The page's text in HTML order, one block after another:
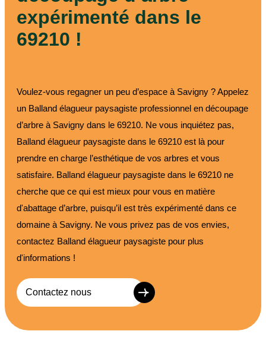
expérimenté dans le
69210 !
Voulez-vous regagner un peu d’espace à Savigny ? Appelez
un Balland élagueur paysagiste professionnel en découpage
d’arbre à Savigny dans le 69210. Ne vous inquiétez pas,
Balland élagueur paysagiste dans le 69210 est là pour
prendre en charge l’esthétique de vos arbres et vous
satisfaire. Balland élagueur paysagiste dans le 69210 ne
cherche que ce qui est mieux pour vous en matière
d'abattage d’arbre, puisqu’il est très expérimenté dans ce
domaine à Savigny. Ne vous privez pas de vos envies,
contactez Balland élagueur paysagiste pour plus
d'informations !
Contactez nous